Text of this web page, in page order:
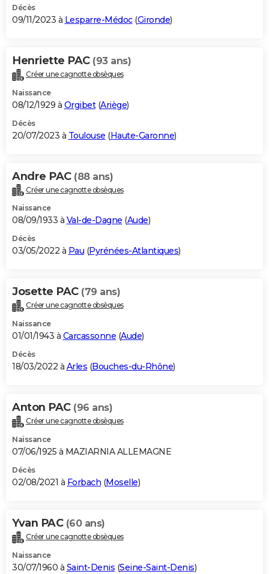
Décès
09/11/2023 à Lesparre-Médoc(Gironde)
Henriette PAC (93 ans)
Créer une cagnotte obsèques
Naissance
08/12/1929 à Orgibet(Ariège)
Décès
20/07/2023 à Toulouse (Haute-Garonne)
Andre PAC (88 ans)
Créer une cagnotte obsèques
Naissance
08/09/1933 à Val-de-Dagne (Aude)
Décès
03/05/2022 à Pau (Pyrénées-Atlantiques)
Josette PAC (79 ans)
Créer une cagnotte obsèques
Naissance
01/01/1943 à Carcassonne (Aude)
Décès
18/03/2022 à Arles (Bouches-du-Rhône)
Anton PAC (96 ans)
Créer une cagnotte obsèques
Naissance
07/06/1925 à MAZIARNIA ALLEMAGNE
Décès
02/08/2021 à Forbach (Moselle)
Yvan PAC (60 ans)
Créer une cagnotte obsèques
Naissance
30/07/1960 à Saint-Denis (Seine-Saint-Denis)